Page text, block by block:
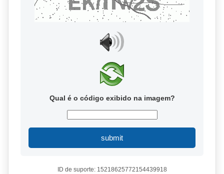
Qual é o código exibido na imagem?
submit
ID de suporte: 15218625772154439918